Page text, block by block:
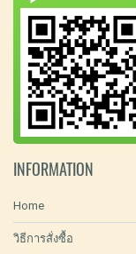
INFORMATION
Home
วิธีการสั่งซื้อ